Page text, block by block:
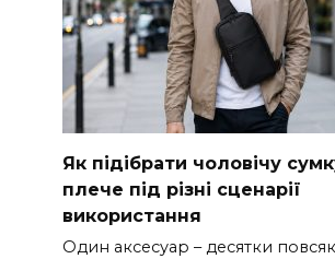
Як підібрати чоловічу
плече під різні сценарії
використання
Один аксесуар – десятки